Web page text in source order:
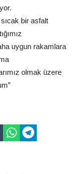
bir asfalt
uygun rakamlara
olmak üzere